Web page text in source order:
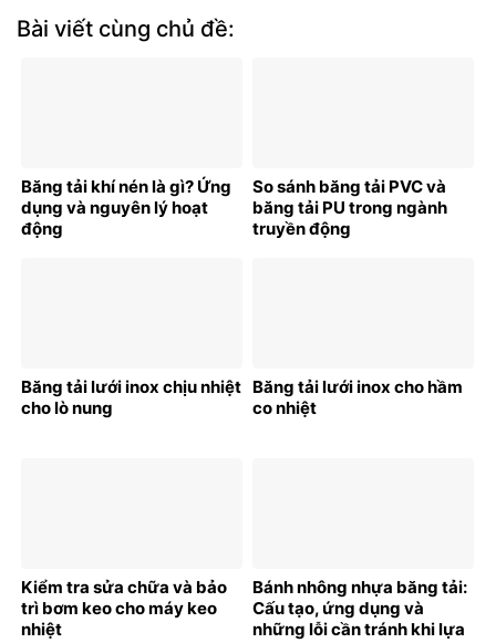
Bài viết cùng chủ đề:
Băng tải khí nén là gì? Ứng
dụng và nguyên lý hoạt
động
So sánh băng tải PVC và
băng tải PU trong ngành
truyền động
Băng tải lưới inox chịu nhiệt
cho lò nung
Băng tải lưới inox cho hầm
co nhiệt
Kiểm tra sửa chữa và bảo
trì bơm keo cho máy keo
nhiệt
Bánh nhông nhựa băng tải:
Cấu tạo, ứng dụng và
những lỗi cần tránh khi lựa